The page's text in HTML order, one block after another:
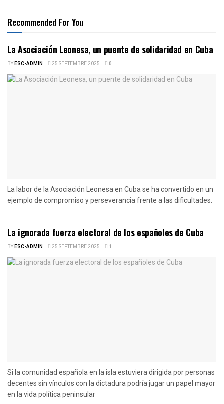
Recommended For You
La Asociación Leonesa, un puente de solidaridad en Cuba
BYESC-ADMIN 25 SEPTEMBRE 2025 0
La labor de la Asociación Leonesa en Cuba se ha convertido en un
ejemplo de compromiso y perseverancia frente a las dificultades.
La ignorada fuerza electoral de los españoles de Cuba
BYESC-ADMIN 25 SEPTEMBRE 2025 1
Si la comunidad española en la isla estuviera dirigida por personas
decentes sin vínculos con la dictadura podría jugar un papel mayor
en la vida política peninsular